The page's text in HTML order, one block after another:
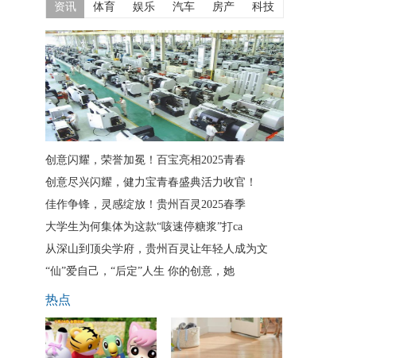
资讯 体育 娱乐 汽车 房产 科技
创意闪耀，荣誉加冕！百宝亮相2025青春
创意尽兴闪耀，健力宝青春盛典活力收官！
佳作争锋，灵感绽放！贵州百灵2025春季
大学生为何集体为这款“咳速停糖浆”打ca
从深山到顶尖学府，贵州百灵让年轻人成为文
“仙”爱自己，“后定”人生 你的创意，她
热点